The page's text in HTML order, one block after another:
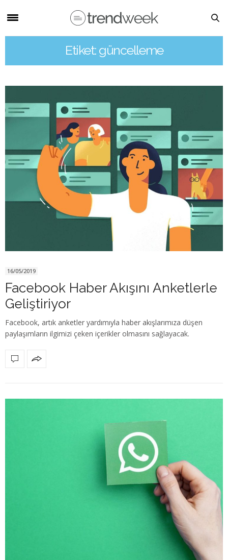
Etiket: güncelleme
16/05/2019
Facebook Haber Akışını Anketlerle
Geliştiriyor
Facebook, artık anketler yardımıyla haber akışlarımıza düşen
paylaşımların ilgimizi çeken içerikler olmasını sağlayacak.